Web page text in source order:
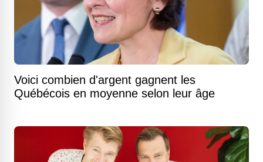
Voici combien d'argent gagnent les
Québécois en moyenne selon leur âge